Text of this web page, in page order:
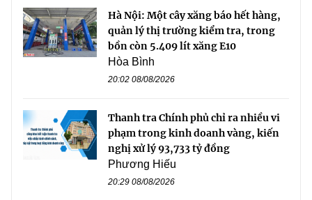
Hà Nội: Một cây xăng báo hết hàng,
quản lý thị trường kiểm tra, trong
bồn còn 5.409 lít xăng E10
Hòa Bình
20:02 08/08/2026
Thanh tra Chính phủ chỉ ra nhiều vi
phạm trong kinh doanh vàng, kiến
nghị xử lý 93,733 tỷ đồng
Phương Hiếu
20:29 08/08/2026